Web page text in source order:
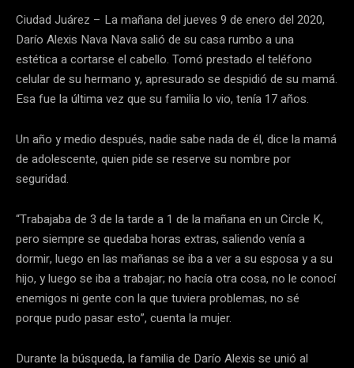
Ciudad Juárez – La mañana del jueves 9 de enero del 2020,
Darío Alexis Nava Nava salió de su casa rumbo a una
estética a cortarse el cabello. Tomó prestado el teléfono
celular de su hermano y, apresurado se despidió de su mamá.
Esa fue la última vez que su familia lo vio, tenía 17 años.
Un año y medio después, nadie sabe nada de él, dice la mamá
de adolescente, quien pide se reserve su nombre por
seguridad.
“Trabajaba de 3 de la tarde a 1 de la mañana en un Circle K,
pero siempre se quedaba horas extras, saliendo venía a
dormir, luego en las mañanas se iba a ver a su esposa y a su
hijo, y luego se iba a trabajar; no hacía otra cosa, no le conocí
enemigos ni gente con la que tuviera problemas, no sé
porque pudo pasar esto”, cuenta la mujer.
Durante la búsqueda, la familia de Darío Alexis se unió al